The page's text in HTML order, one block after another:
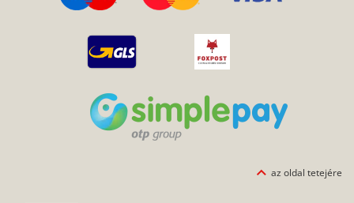
az oldal tetejére